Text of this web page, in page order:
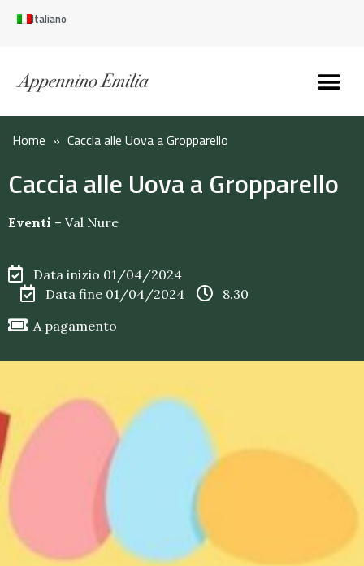
Italiano
Home » Caccia alle Uova a Gropparello
Caccia alle Uova a Gropparello
Eventi – Val Nure
Data inizio 01/04/2024
Data fine 01/04/2024
8.30
A pagamento